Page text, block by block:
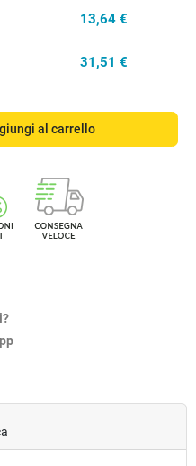
13,64 €
31,51 €
al carrello